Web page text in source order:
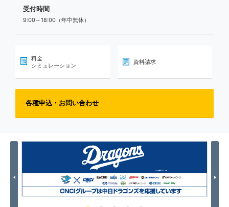
受付時間
9:00～18:00（年中無休）
料金
シミュレーション
資料請求
各種申込・お問い合わせ
Previous Next